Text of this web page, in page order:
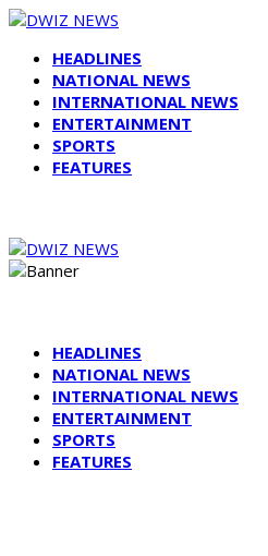
HEADLINES
NATIONAL NEWS
INTERNATIONAL NEWS
ENTERTAINMENT
SPORTS
FEATURES
HEADLINES
NATIONAL NEWS
INTERNATIONAL NEWS
ENTERTAINMENT
SPORTS
FEATURES